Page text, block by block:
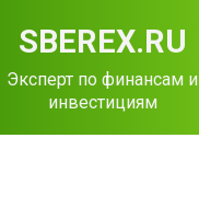
SBEREX.RU
Эксперт по финансам и
инвестициям